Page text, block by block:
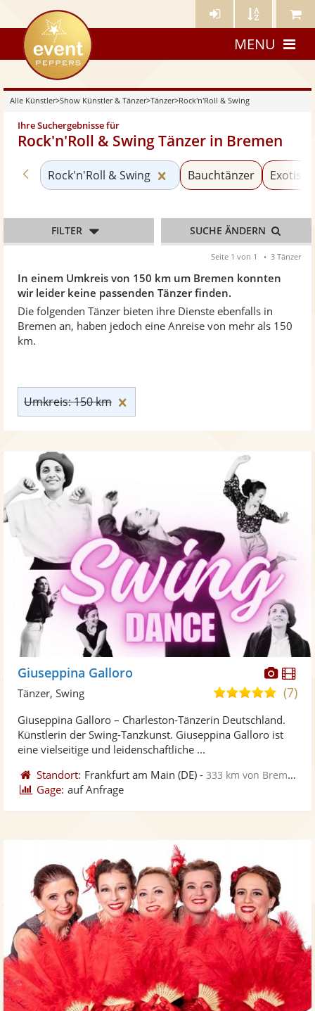
Künstler- Künstler Meine
eventpeppers
MENU
Alle Künstler>Show Künstler & Tänzer>Tänzer>Rock'n'Roll & Swing
Ihre Suchergebnisse für
Rock'n'Roll & Swing Tänzer in Bremen
In einem Umkreis von 150 km um Bremen konnten
wir leider keine passenden Tänzer finden.
Die folgenden Tänzer bieten ihre Dienste ebenfalls in
Bremen an, haben jedoch eine Anreise von mehr als 150
km.
Zurück zu «Tänzer»
Rock'n'Roll & Swing Kategorie «Rock'n'Roll &
Bauchtänzer
Umkreis: 150 km
FILTER SUCHE ÄNDERN
Seite 1 von 1 3 Tänzer
Fotos
Giuseppina Galloro
5,0
5
(7)
Tänzer, Swing
Giuseppina Galloro – Charleston-Tänzerin Deutschland.
Künstlerin der Swing-Tanzkunst. Giuseppina Galloro ist
eine vielseitige und leidenschaftliche ...
Standort: Frankfurt am Main (DE) -333 km von Bremen
Gage: auf Anfrage